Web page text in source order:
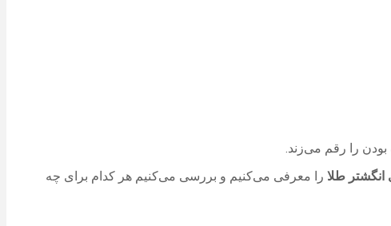
را رقم می‌زند.
طلا را معرفی می‌کنیم و بررسی می‌کنیم هر کدام برای چه